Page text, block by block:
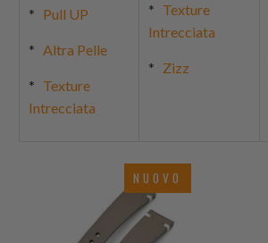
* Pull UP
*Altra Pelle
* Texture
Intrecciata
* Texture
Intrecciata
* Zizz
NUOVO